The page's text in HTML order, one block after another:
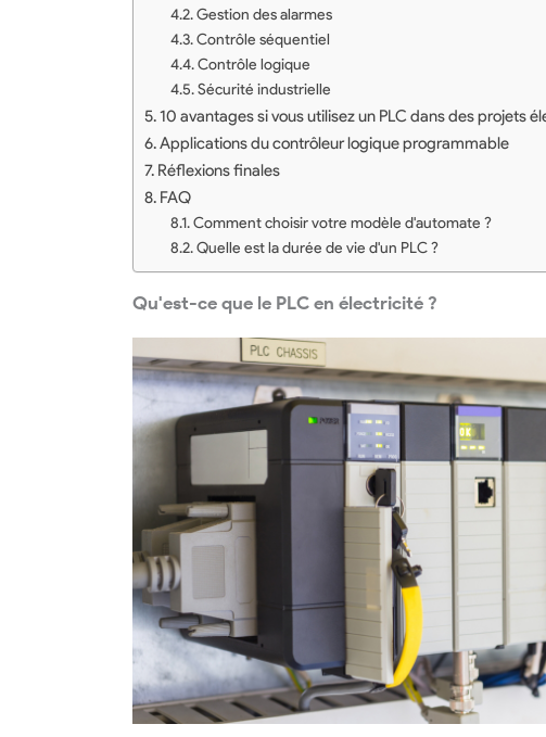
Gestion des alarmes
Contrôle séquentiel
Contrôle logique
Sécurité industrielle
10 avantages si vous utilisez un PLC dans des projets
Applications du contrôleur logique programmable
Réflexions finales
FAQ
Comment choisir votre modèle d'automate ?
Quelle est la durée de vie d'un PLC ?
Qu'est-ce que le PLC en électricité ?